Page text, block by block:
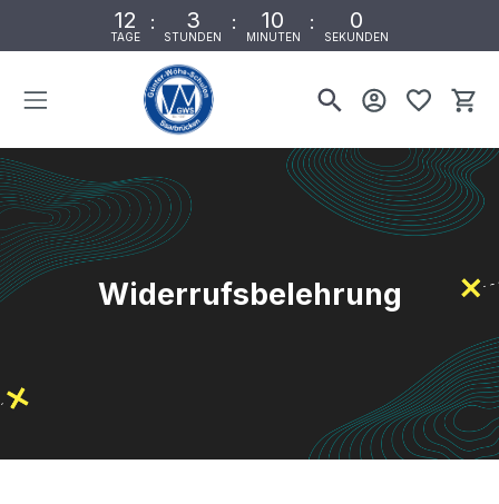
12
TAGE
: 3
STUNDEN
: 9
MINUTEN
: 59
SEKUNDEN
Widerrufsbelehrung